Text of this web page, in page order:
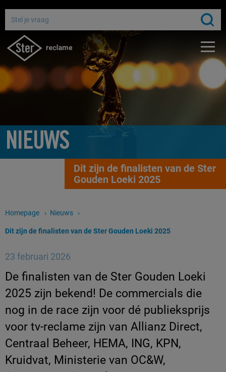
Bereik miljoenen Nederlanders
Adverteren bij de publieke omroep
Gratis media-advies
NIEUWS
Dit zijn de finalisten van de Ster
Gouden Loeki 2025
Homepage Nieuws
Huidige pagina:
Dit zijn de finalisten van de Ster Gouden Loeki 2025
23 februari 2026
De finalisten van de Ster Gouden Loeki
2025 zijn bekend! De commercials die
nog in de race zijn voor dé publieksprijs
voor tv-reclame zijn van Allianz Direct,
Centraal Beheer, HEMA, ING, KPN,
Kruidvat, Ministerie van OC&W,